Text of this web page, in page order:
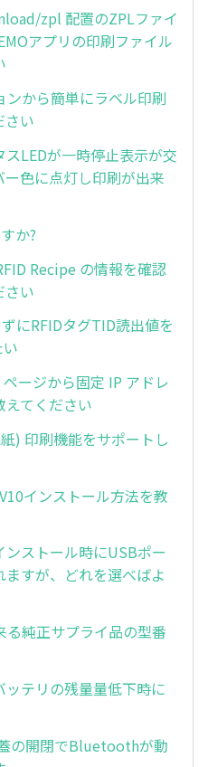
zpl 配置のZPLファイ
アプリの印刷ファイル
から簡単にラベル印刷
さい
LEDが一時停止表示が交
色に点灯し印刷が出来
か?
Recipe の情報を確認
さい
にRFIDタグTID読出値を
ージから固定 IP アドレ
てください
) 印刷機能をサポートし
インストール方法を教
ストール時にUSBポー
ますが、どれを選べばよ
純正サプライ品の型番
テリの残量量低下時に
の開閉でBluetoothが動